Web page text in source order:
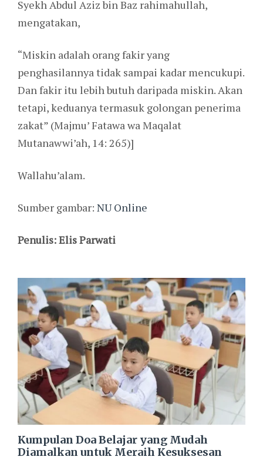
Syekh Abdul Aziz bin Baz rahimahullah,
mengatakan,
“Miskin adalah orang fakir yang
penghasilannya tidak sampai kadar mencukupi.
Dan fakir itu lebih butuh daripada miskin. Akan
tetapi, keduanya termasuk golongan penerima
zakat” (Majmu’ Fatawa wa Maqalat
Mutanawwi’ah, 14: 265)]
Wallahu’alam.
Sumber gambar: NU Online
Penulis: Elis Parwati
Kumpulan Doa Belajar yang Mudah
Diamalkan untuk Meraih Kesuksesan